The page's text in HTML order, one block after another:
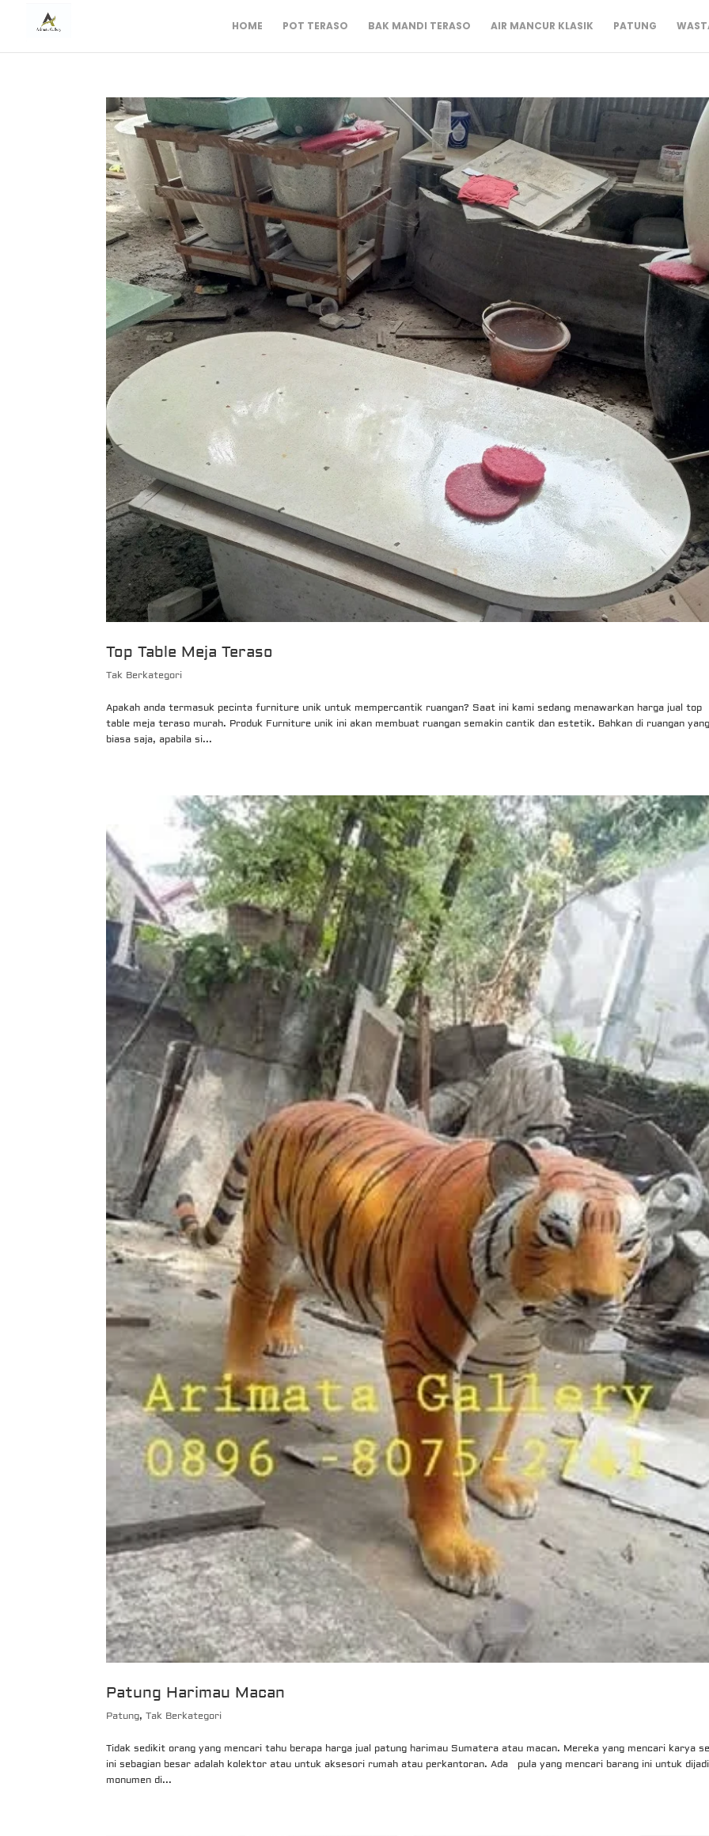
HOME POT TERASO BAK MANDI TERASO AIR MANCUR KLASIK PATUNG
Top Table Meja Teraso
Tak Berkategori
Apakah anda termasuk pecinta furniture unik untuk mempercantik ruangan? Saat ini kami sedang menawarkan harga jual top
table meja teraso murah. Produk Furniture unik ini akan membuat ruangan semakin cantik dan estetik. Bahkan di ruangan
biasa saja, apabila si...
Patung Harimau Macan
Patung,Tak Berkategori
Tidak sedikit orang yang mencari tahu berapa harga jual patung harimau Sumatera atau macan. Mereka yang mencari karya
ini sebagian besar adalah kolektor atau untuk aksesori rumah atau perkantoran. Ada pula yang mencari barang ini untuk
monumen di...